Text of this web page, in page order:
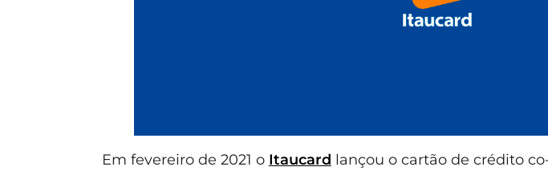
Em fevereiro de 2021 o Itaucard lançou o cartão de crédito